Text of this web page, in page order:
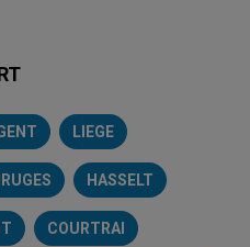
LIEGE
HASSELT
COURTRAI